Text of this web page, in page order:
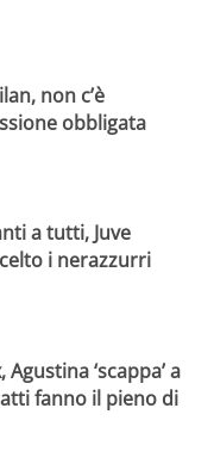
non c’è
obbligata
a tutti, Juve
i nerazzurri
‘scappa’ a
fanno il pieno di